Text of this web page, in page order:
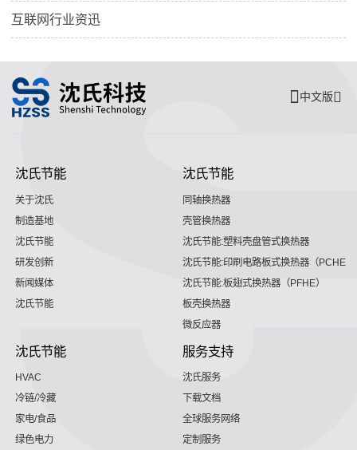
互联网行业资迅
中文版
沈氏节能
关于沈氏
制造基地
沈氏节能
研发创新
新闻媒体
沈氏节能
沈氏节能
同轴换热器
壳管换热器
沈氏节能:塑料壳盘管式换热器
沈氏节能:印刷电路板式换热器（PCHE）
沈氏节能:板翅式换热器（PFHE）
板壳换热器
微反应器
沈氏节能
HVAC
冷链/冷藏
家电/食品
绿色电力
服务支持
沈氏服务
下载文档
全球服务网络
定制服务